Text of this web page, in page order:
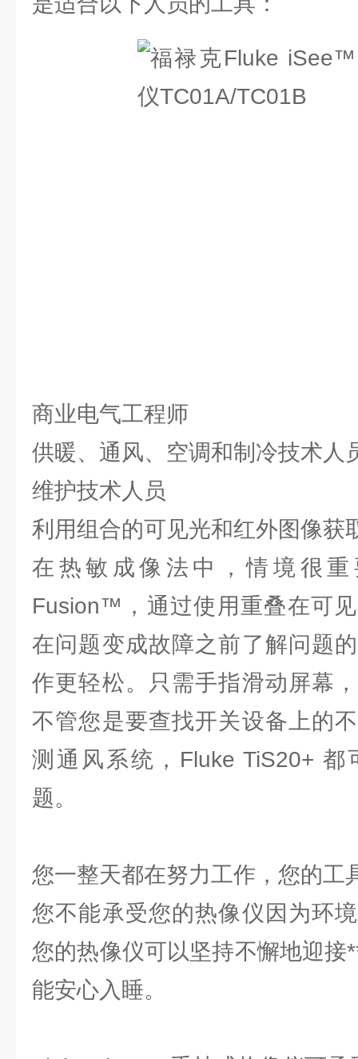
商业电气工程师
供暖、通风、空调和制冷技术人
维护技术人员
利用组合的可见光和红外图像获
在热敏成像法中，情境很重
Fusion™，通过使用重叠在可
在问题变成故障之前了解问题
作更轻松。只需手指滑动屏幕
不管您是要查找开关设备上的
测通风系统，Fluke TiS20+
题。
您一整天都在努力工作，您的工
您不能承受您的热像仪因为环
您的热像仪可以坚持不懈地迎接
能安心入睡。